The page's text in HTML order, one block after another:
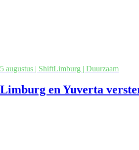
5 augustus | ShiftLimburg | Duurzaam
Limburg en Yuverta